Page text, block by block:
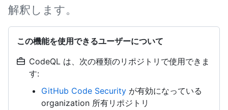
解釈します。
この機能を使用できるユーザーについて
CodeQL は、次の種類のリポジトリで使用できま
す:
GitHub Code Security が有効になっている
organization 所有リポジトリ